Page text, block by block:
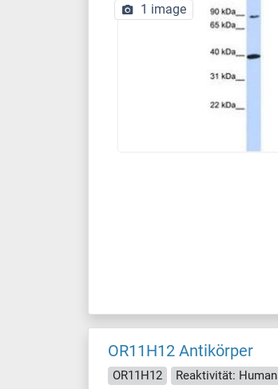
1 image
OR11H12 Antikörper
OR11H12 Reaktivität: Human